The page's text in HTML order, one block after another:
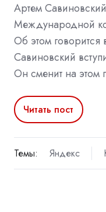
Артем
Международной
Об этом
Савиновский
Он сменит на этом
Читать пост
Темы: Яндекс